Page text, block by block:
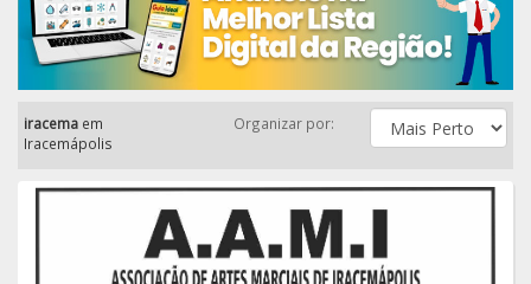
iracema em
Iracemápolis
Organizar por: